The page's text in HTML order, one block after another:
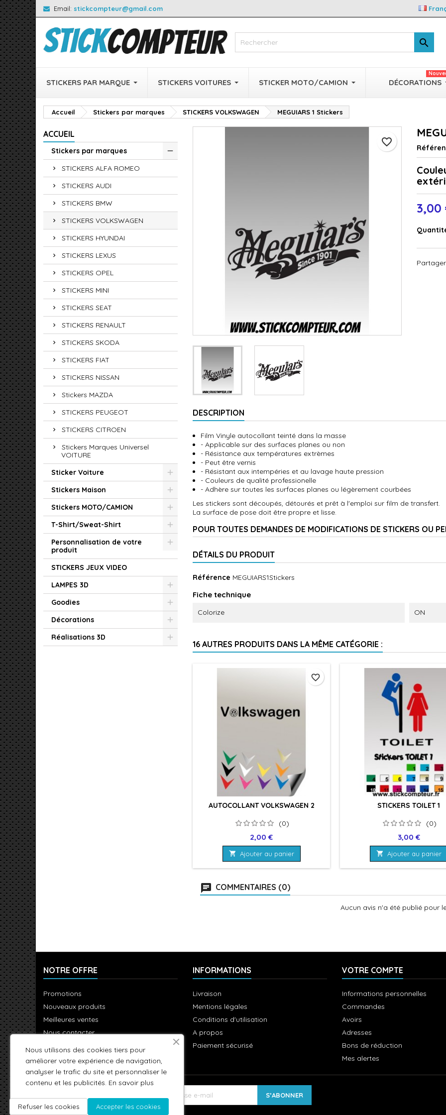
Email: stickcompteur@gmail.com

STICKERS PAR MARQUE STICKERS VOITURES STICKER MOTO/CAMION DÉCORATIONS
Accueil Stickers par marques STICKERS VOLKSWAGEN MEGUIARS 1 Stickers
ACCUEIL
Stickers par marques
STICKERS ALFA ROMEO
STICKERS AUDI
STICKERS BMW
STICKERS VOLKSWAGEN
STICKERS HYUNDAI
STICKERS LEXUS
STICKERS OPEL
STICKERS MINI
STICKERS SEAT
STICKERS RENAULT
STICKERS SKODA
STICKERS FIAT
STICKERS NISSAN
Stickers MAZDA
STICKERS PEUGEOT
STICKERS CITROEN
Stickers Marques Universel
VOITURE
Sticker Voiture
Stickers Maison
Stickers MOTO/CAMION
T-Shirt/Sweat-Shirt
Personnalisation de votre
produit
STICKERS JEUX VIDEO
LAMPES 3D
Goodies
Décorations
Réalisations 3D
favorite_border
3,00
Partager
DESCRIPTION
Film Vinyle autocollant teinté dans la masse
- Applicable sur des surfaces planes ou non
- Résistance aux températures extrèmes
- Peut être vernis
- Résistant aux intempéries et au lavage haute pression
- Couleurs de qualité professionelle
- Adhère sur toutes les surfaces planes ou légèrement courbées
Les stickers sont découpés, détourés et prêt à l'emploi sur film de transfert.
La surface de pose doit être propre et lisse.
POUR TOUTES DEMANDES DE MODIFICATIONS DE STICKERS OU
DÉTAILS DU PRODUIT
Référence MEGUIARS1Stickers
Fiche technique
Colorize ON
16 AUTRES PRODUITS DANS LA MÊME CATÉGORIE :
AUTOCOLLANT VOLKSWAGEN 2
(0)
Prix
2,00 €
 Ajouter au panier
favorite_border
STICKERS TOILET 1
(0)
Prix
3,00 €
 Ajouter au panier
COMMENTAIRES (0)
Aucun avis n'a été publié pour
NOTRE OFFRE
Promotions
Nouveaux produits
Meilleures ventes
Nous contacter
Plan du site
INFORMATIONS
Livraison
Mentions légales
Conditions d'utilisation
A propos
Paiement sécurisé
VOTRE COMPTE
Informations personnelles
Commandes
Avoirs
Adresses
Bons de réduction
Mes alertes
LETTRE D'INFORMATIONS
Nous utilisons des cookies tiers pour
améliorer votre expérience de navigation,
analyser le trafic du site et personnaliser le
contenu et les publicités. En savoir plus
Accepter les cookies
Refuser les cookies